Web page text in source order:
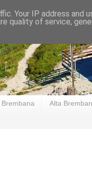
Brembana Alta
Your IP address and
quality of service,